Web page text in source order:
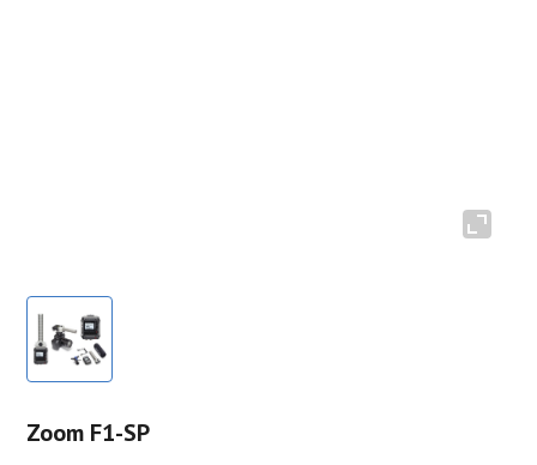
Zoom F1-SP